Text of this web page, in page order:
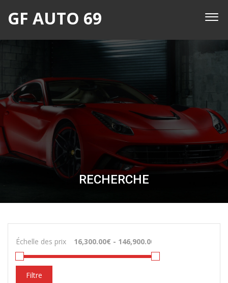
GF AUTO 69
RECHERCHE
Échelle des prix
Filtre